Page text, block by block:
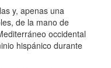
y, apenas una
de la mano de
occidental
hispánico durante